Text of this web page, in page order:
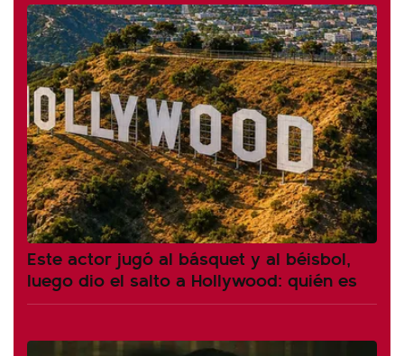
Este actor jugó al básquet y al béisbol,
luego dio el salto a Hollywood: quién es